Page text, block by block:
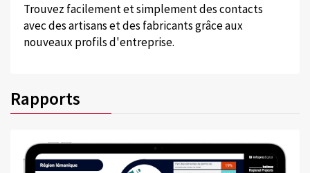
Trouvez facilement et simplement des contacts
avec des artisans et des fabricants grâce aux
nouveaux profils d'entreprise.
Rapports